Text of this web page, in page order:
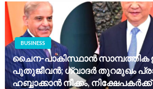
BUSINESS
ചൈന-പാകിസ്ഥാൻ സാമ്പത്തിക
പുതുജീവൻ; ഗ്വാദർ തുറമുഖം
ഹബ്ബാക്കാൻ നീക്കം,